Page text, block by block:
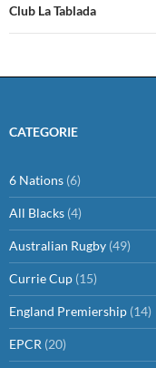
Club La Tablada
CATEGORIE
6 Nations (6)
All Blacks (4)
Australian Rugby (49)
Currie Cup (15)
England Premiership (14)
EPCR (20)